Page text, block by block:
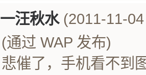
一汪秋水(2011-11-
(通过 WAP 发布)
悲催了，手机看不到